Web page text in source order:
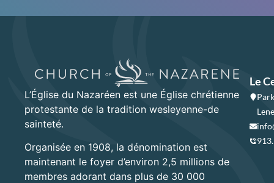
L’Église du Nazaréen est une Église chrétienne
protestante de la tradition wesleyenne-de
sainteté.
Organisée en 1908, la dénomination est
maintenant le foyer d’environ 2,5 millions de
membres adorant dans plus de 30 000
Le